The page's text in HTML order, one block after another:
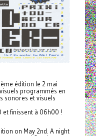
édition le 2 mai
programmés en
sonores et visuels
et finissent à 06h00 !
on May 2nd. A night